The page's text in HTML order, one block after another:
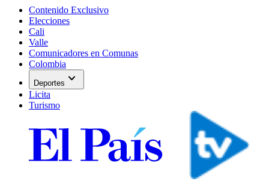
Contenido Exclusivo
Elecciones
Cali
Valle
Comunicadores en Comunas
Colombia
Deportes expand_more
Licita
Turismo